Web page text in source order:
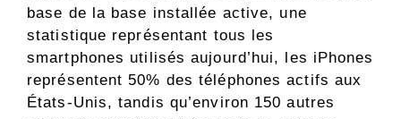
base de la base installée active, une
statistique représentant tous les
smartphones utilisés aujourd’hui, les iPhones
représentent 50% des téléphones actifs aux
États-Unis, tandis qu’environ 150 autres